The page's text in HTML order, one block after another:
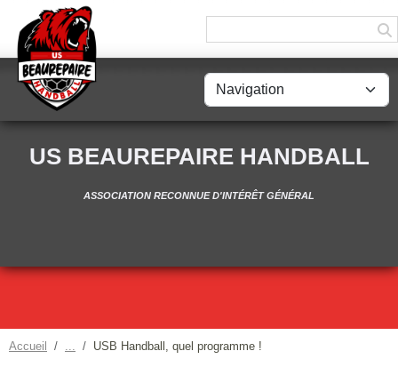
US BEAUREPAIRE HANDBALL
ASSOCIATION RECONNUE D'INTÉRÊT GÉNÉRAL
Accueil USB Handball, quel programme !
Panneau de gestion des cookies